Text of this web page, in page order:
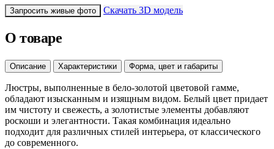
Запросить живые фото Скачать 3D модель
О товаре
Описание Характеристики Форма, цвет и габариты
Люстры, выполненные в бело-золотой цветовой гамме,
обладают изысканным и изящным видом. Белый цвет придает
им чистоту и свежесть, а золотистые элементы добавляют
роскоши и элегантности. Такая комбинация идеально
подходит для различных стилей интерьера, от классического
до современного.